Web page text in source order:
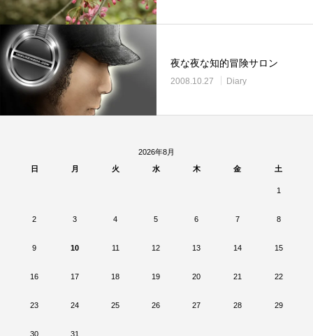
夜な夜な知的冒険サロン
2008.10.27 Diary
2026年8月
日
月 火 水 木 金 土
1
2 3 4 5 6 7 8
9 10 11 12 13 14 15
16 17 18 19 20 21 22
23 24 25 26 27 28 29
30 31